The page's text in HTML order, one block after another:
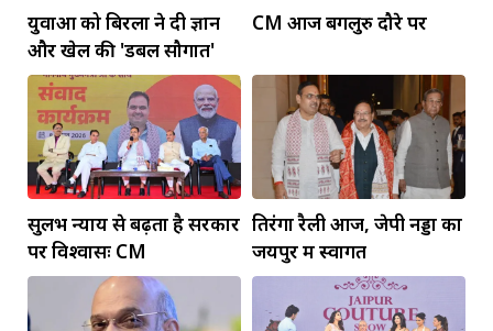
युवाओं को बिरला ने दी ज्ञान
और खेल की 'डबल सौगात'
CM आज बेंगलुरु दौरे पर
सुलभ न्याय से बढ़ता है सरकार
पर विश्वासः CM
तिरंगा रैली आज, जेपी नड्डा का
जयपुर में स्वागत